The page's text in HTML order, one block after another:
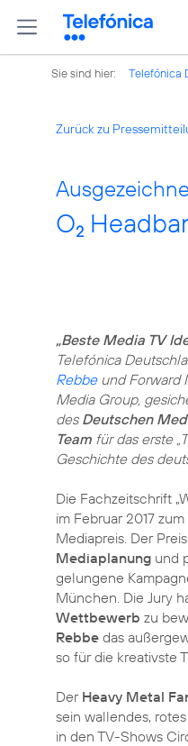
Sie sind hier: Telefónica
Zurück zu
O2
„Beste Media TV
Telefónica
Rebbeund Forward
Media Group,
des Deutschen
Team für das erste
Geschichte des
Die Fachzeitschrift
im Februar 2017
Mediapreis. Der
Mediaplanung und
gelungene
München. Die Jury
Wettbewerb zu
Rebbe das
so für die kreativste
Der Heavy Metal
sein wallendes,
in den TV-Shows